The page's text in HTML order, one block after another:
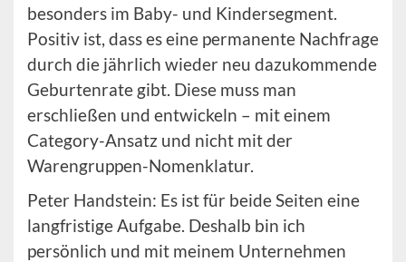
besonders im Baby- und Kindersegment.
Positiv ist, dass es eine permanente Nachfrage
durch die jährlich wieder neu dazukommende
Geburtenrate gibt. Diese muss man
erschließen und entwickeln – mit einem
Category-Ansatz und nicht mit der
Warengruppen-Nomenklatur.
Peter Handstein: Es ist für beide Seiten eine
langfristige Aufgabe. Deshalb bin ich
persönlich und mit meinem Unternehmen